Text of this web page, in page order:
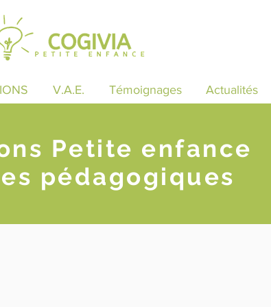
V.A.E. Témoignages Actualités
Petite enfance
pédagogiques